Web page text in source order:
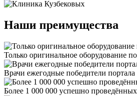
Наши преимущества
Только оригинальное оборудование
Врачи ежегодные победители
Более 1 000 000 успешно